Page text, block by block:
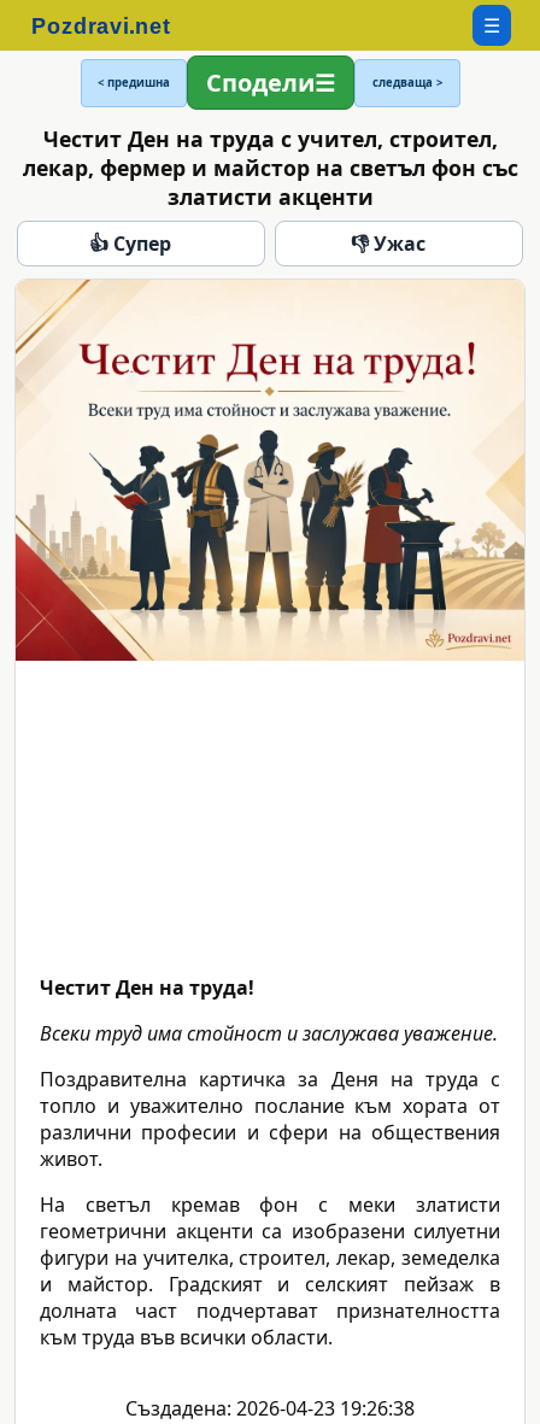
☰
< предишна Сподели следваща >
Честит Ден на труда с учител, строител,
лекар, фермер и майстор на светъл фон със
златисти акценти
👍 Супер 👎 Ужас
Честит Ден на труда!
Всеки труд има стойност и заслужава уважение.
Поздравителна картичка за Деня на труда с
топло и уважително послание към хората от
различни професии и сфери на обществения
живот.
На светъл кремав фон с меки златисти
геометрични акценти са изобразени силуетни
фигури на учителка, строител, лекар, земеделка
и майстор. Градският и селският пейзаж в
долната част подчертават признателността
към труда във всички области.
Създадена: 2026-04-23 19:26:38